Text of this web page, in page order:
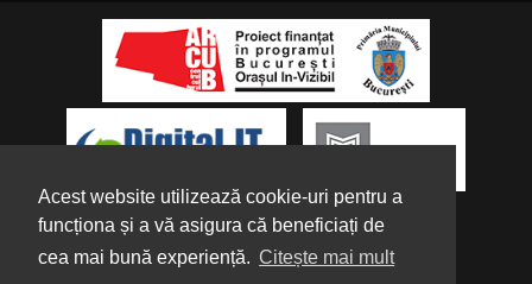
Acest website utilizează cookie-uri pentru a
funcționa și a vă asigura că beneficiați de
cea mai bună experiență. Citește mai mult